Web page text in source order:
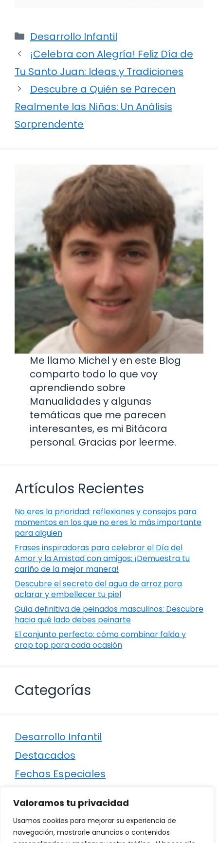
Valoramos tu privacidad
Usamos cookies para mejorar su experiencia de
navegación, mostrarle anuncios o contenidos
Categorías
Desarrollo Infantil
¡Celebra con Alegría! Feliz Día de
Tu Santo Juan: Ideas y Tradiciones
Descubre a Quién se Parecen
Realmente las Niñas: Un Análisis
Sorprendente
Me llamo Michel y en este Blog
comparto todo lo que voy
aprendiendo sobre
Manualidades y algunas
temáticas que me parecen
interesantes, es mi Bitácora
personal. Gracias por leerme.
Artículos Recientes
No eres la prioridad: reflexiones y consejos para
momentos en los que no eres lo más importante
para alguien
Frases inspiradoras para celebrar el Día del
Amor y la Amistad con amigos: ¡Demuestra tu
cariño de la mejor manera!
Descubre el secreto del agua de arroz para
aclarar y embellecer tu piel
Guía definitiva de peinados masculinos: Descubre
hacia qué lado debes peinarte
El conjunto perfecto: cómo combinar falda y
crop top para cada ocasión
Categorías
Desarrollo Infantil
Destacados
Fechas Especiales
Poesía
Regalos